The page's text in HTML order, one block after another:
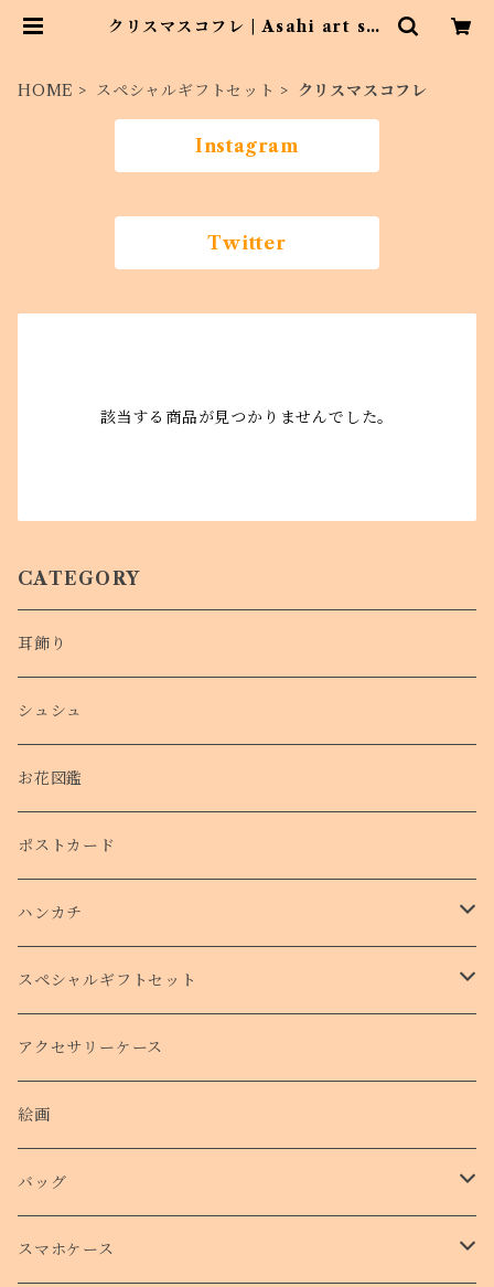
クリスマスコフレ | Asahi art sty
HOME スペシャルギフトセット クリスマスコフレ
Instagram
Twitter
該当する商品が見つかりませんでした。
CATEGORY
耳飾り
シュシュ
お花図鑑
ポストカード
ハンカチ
タオルハンカチ
スペシャルギフトセット
クリスマスコフレ
アクセサリーケース
絵画
バッグ
トートバッグ
スマホケース